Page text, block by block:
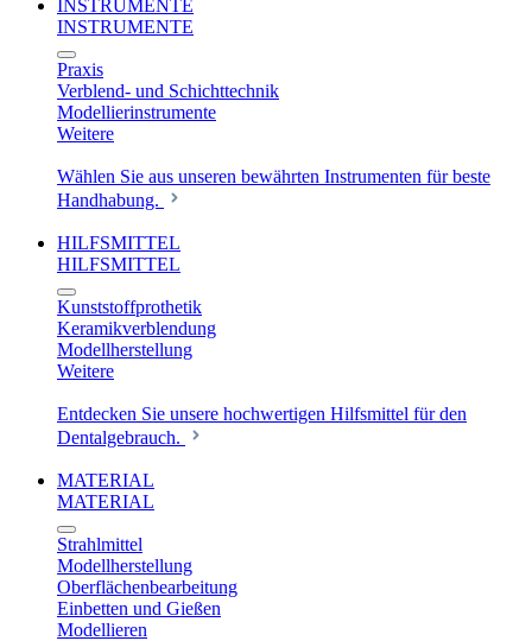
INSTRUMENTE
INSTRUMENTE
Praxis
Verblend- und Schichttechnik
Modellierinstrumente
Weitere
Wählen Sie aus unseren bewährten Instrumenten für beste
Handhabung.
HILFSMITTEL
HILFSMITTEL
Kunststoffprothetik
Keramikverblendung
Modellherstellung
Weitere
Entdecken Sie unsere hochwertigen Hilfsmittel für den
Dentalgebrauch.
MATERIAL
MATERIAL
Strahlmittel
Modellherstellung
Oberflächenbearbeitung
Einbetten und Gießen
Modellieren